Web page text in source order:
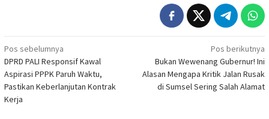
Navigasi
pos
Pos sebelumnya
DPRD PALI Responsif Kawal
Aspirasi PPPK Paruh Waktu,
Pastikan Keberlanjutan Kontrak
Kerja
Pos berikutnya
​Bukan Wewenang Gubernur! Ini
Alasan Mengapa Kritik Jalan Rusak
di Sumsel Sering Salah Alamat